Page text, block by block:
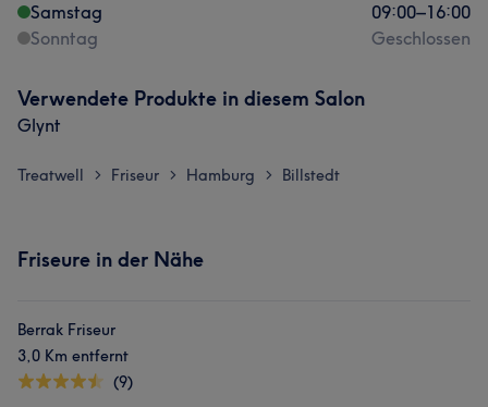
Samstag
09:00–16:00
Sonntag
Geschlossen
Verwendete Produkte in diesem Salon
Glynt
Treatwell > Friseur > Hamburg > Billstedt
Friseure in der Nähe
Berrak Friseur
3,0 Km entfernt
(9)